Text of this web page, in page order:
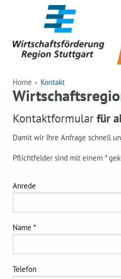
Home Kontakt
Kontaktformular für
Damit wir Ihre Anfrage schnell
Pflichtfelder sind mit einem *
Anrede
Name *
Telefon